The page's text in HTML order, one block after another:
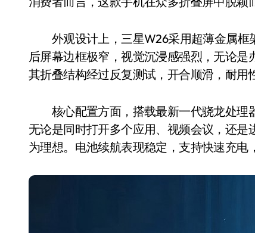
外观设计上，三星W26采用超薄金属框
后屏幕边框极窄，视觉沉浸感强烈，无论是
其折叠结构经过反复测试，开合顺滑，耐用
核心配置方面，搭载最新一代骁龙处理
无论是同时打开多个应用、视频会议，还
为理想。电池续航表现稳定，支持快速充电